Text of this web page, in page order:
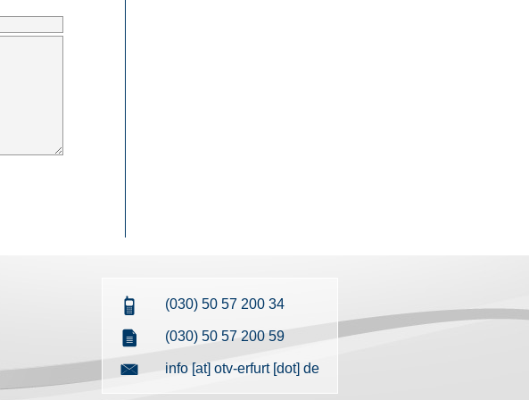
(030) 50 57 200 34
(030) 50 57 200 59
info [at] otv-erfurt [dot] de